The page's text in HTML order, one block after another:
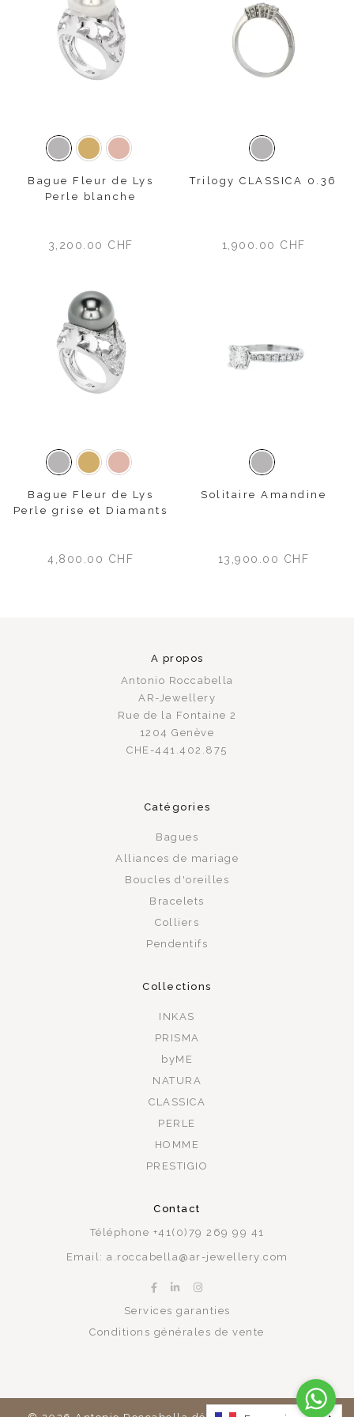
Or blancOr jauneOr rose
Bague Fleur de Lys
Perle blanche
3,200.00 CHF
Or blanc
Trilogy CLASSICA 0.36
1,900.00 CHF
Or blancOr jauneOr rose
Bague Fleur de Lys
Perle grise et Diamants
4,800.00 CHF
Or blanc
Solitaire Amandine
13,900.00 CHF
A propos
Antonio Roccabella
AR-Jewellery
Rue de la Fontaine 2
1204 Genève
CHE-441.402.875
Catégories
Bagues
Alliances de mariage
Boucles d'oreilles
Bracelets
Colliers
Pendentifs
Collections
INKAS
PRISMA
byME
NATURA
CLASSICA
PERLE
HOMME
PRESTIGIO
Contact
Téléphone +41(0)79 269 99 41
Email: a.roccabella@ar-jewellery.com
Services garanties
Conditions générales de vente